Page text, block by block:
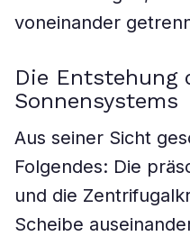
voneinander
Die Entstehung
Sonnensystems
Aus seiner Sicht
Folgendes: Die
und die
Scheibe